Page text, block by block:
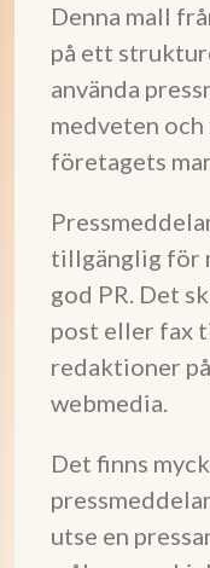
Denna mall
på ett
använda
medveten
företagets
tillgänglig för
god PR. Det
post eller fax
redaktioner
webmedia.
Det finns
utse en